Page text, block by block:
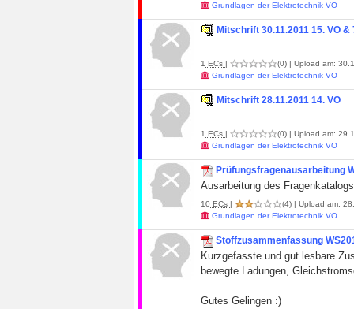
Grundlagen der Elektrotechnik VO
Mitschrift 30.11.2011 15. VO &
1 ECs | (0) | Upload am:
Grundlagen der Elektrotechnik VO
Mitschrift 28.11.2011 14. VO
1 ECs | (0) | Upload am:
Grundlagen der Elektrotechnik VO
Prüfungsfragenausarbeitung
Ausarbeitung des Fragenkatalogs
10 ECs | (4) | Upload am:
Grundlagen der Elektrotechnik VO
Stoffzusammenfassung
Kurzgefasste und gut lesbare
bewegte Ladungen,
Gutes Gelingen :)